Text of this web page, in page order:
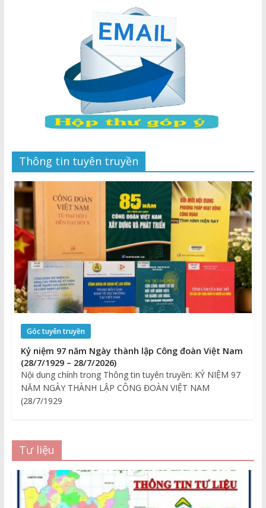
Thông tin tuyên truyền
Góc tuyên truyền
Kỷ niệm 97 năm Ngày thành lập Công đoàn Việt Nam
(28/7/1929 – 28/7/2026)
Nội dung chính trong Thông tin tuyên truyền: KỶ NIỆM 97
NĂM NGÀY THÀNH LẬP CÔNG ĐOÀN VIỆT NAM
(28/7/1929
Tư liệu